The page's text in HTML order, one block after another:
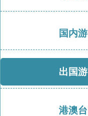
国内游
出国游
港澳台